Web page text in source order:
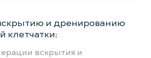
и дренированию
вскрытия и